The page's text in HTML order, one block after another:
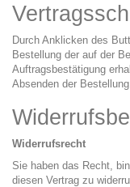
Durch Anklicken des
Bestellung der auf der
Auftragsbestätigung
Absenden der
Widerrufsrecht
Sie haben das Recht,
diesen Vertrag zu